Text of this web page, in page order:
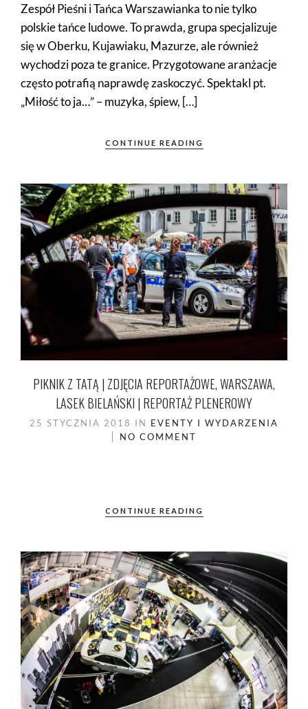
Zespół Pieśni i Tańca Warszawianka to nie tylko
polskie tańce ludowe. To prawda, grupa specjalizuje
się w Oberku, Kujawiaku, Mazurze, ale również
wychodzi poza te granice. Przygotowane aranżacje
często potrafią naprawdę zaskoczyć. Spektakl pt.
„Miłość to ja…” – muzyka, śpiew, […]
CONTINUE READING
PIKNIK Z TATĄ | ZDJĘCIA REPORTAŻOWE, WARSZAWA,
LASEK BIELAŃSKI | REPORTAŻ PLENEROWY
25 STYCZNIA 2018 IN EVENTY I WYDARZENIA
NO COMMENT
CONTINUE READING